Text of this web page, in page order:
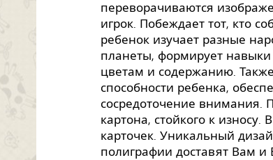
переворачиваются
игрок. Побеждает тот, кто
ребенок изучает разные
планеты, формирует
цветам и содержанию.
способности ребенка,
сосредоточение внимания.
картона, стойкого к износу.
карточек. Уникальный
полиграфии доставят Вам и